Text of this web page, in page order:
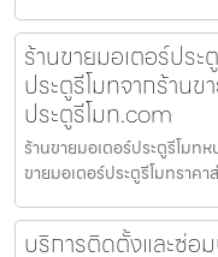
ร้านขายมอเตอร์ปร
ประตูรีโมทจากร้านข
ประตูรีโมท.com
ร้านขายมอเตอร์ประตูรีโมท
ขายมอเตอร์ประตูรีโมทราค
บริการติดตั้งและซ่อม